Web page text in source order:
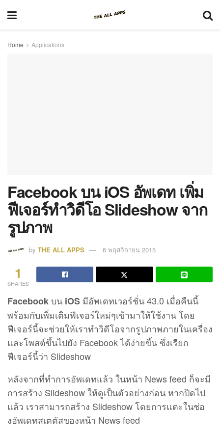
Home Applications
Facebook บน iOS อัพเดท เพิ่ม
ฟีเจอร์ทำวิดีโอ Slideshow จาก
รูปภาพ
by THE ALL APPS 6 พฤศจิกายน 2015
1
SHARES
Facebookบน iOS มีอัพเดทเวอร์ชั่น 43.0 เมื่อคืนนี้
พร้อมกับเพิ่มเติมฟีเจอร์ใหม่ๆเข้ามาให้ใช้งาน โดย
ฟีเจอร์นี้จะช่วยให้เราทำวิดีโอจากรูปภาพภายในเครื่อง
และโพสต์ขึ้นไปยัง Facebook ได้ง่ายขึ้น ซึ่งเรียก
ฟีเจอร์นี้ว่า Slideshow
หลังจากที่ทำการอัพเดทแล้ว ในหน้า News feed ก็จะมี
การสร้าง Slideshow ให้ดูเป็นตัวอย่างก่อน หากปิดไป
แล้ว เราสามารถสร้าง Slideshow โดยการแตะในช่อ
งอัพเดทสเตตัสของหน้า News feed